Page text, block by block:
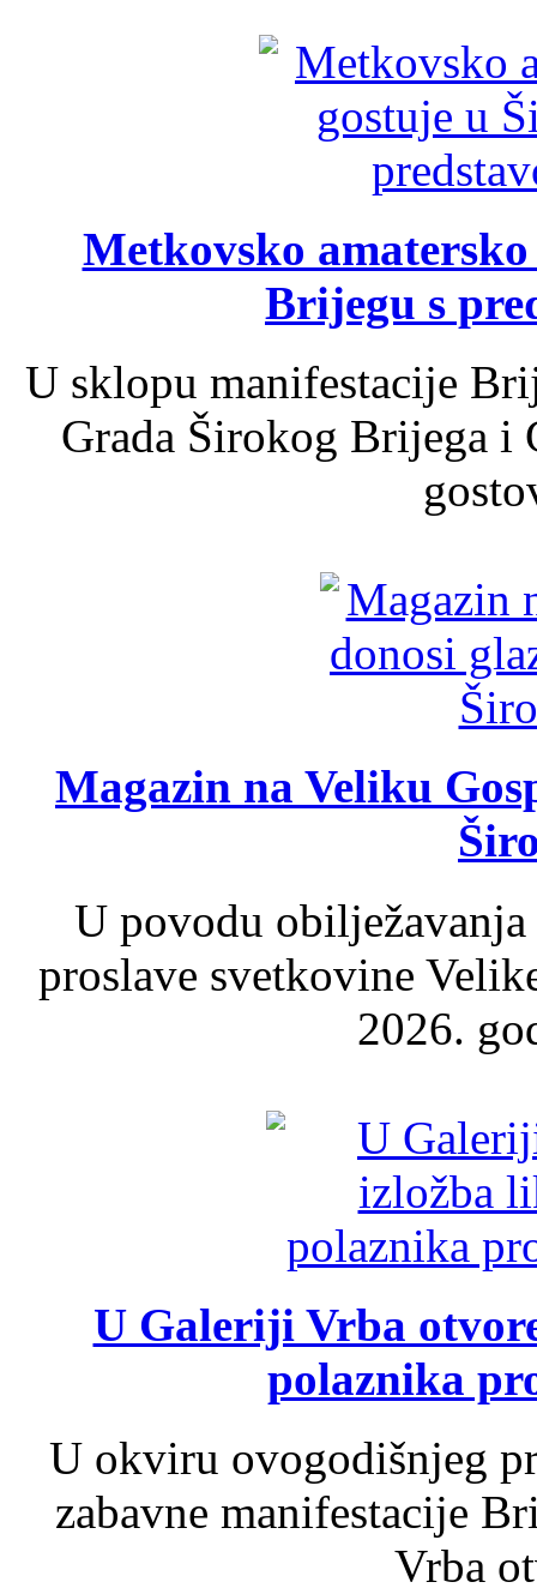
Metkovsko
Brijegu s
U sklopu manifestacije
Grada Širokog Brijega
Magazin na Veliku
U povodu
proslave svetkovine
2026.
U Galeriji Vrba
polaznika
U okviru ovogodišnjeg
zabavne manifestacije
Vrba